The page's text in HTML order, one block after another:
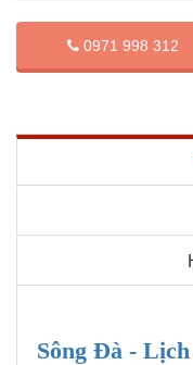
0971 998 312
Sông Đà -